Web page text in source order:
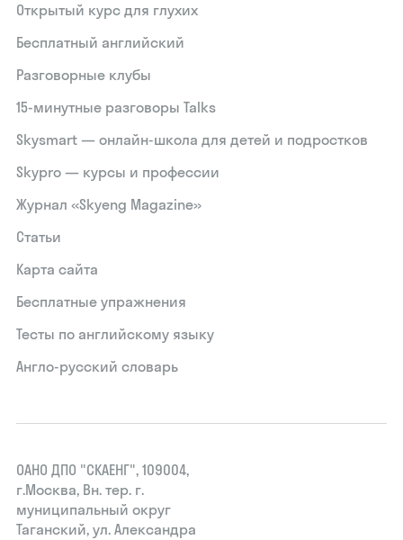
Открытый курс для глухих
Бесплатный английский
Разговорные клубы
15‑минутные разговоры Talks
Skysmart — онлайн-школа для детей и подростков
Skypro — курсы и профессии
Журнал «Skyeng Magazine»
Статьи
Карта сайта
Бесплатные упражнения
Тесты по английскому языку
Англо-русский словарь
ОАНО ДПО "СКАЕНГ", 109004,
г.Москва, Вн. тер. г.
муниципальный округ
Таганский, ул. Александра